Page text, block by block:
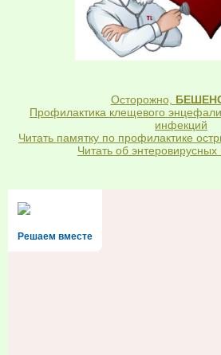
Осторожно,
Профилактика клещевого
инфекций
Читать памятку по профилактике
Читать об
Решаем вместе